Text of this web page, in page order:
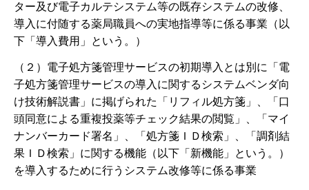
ター及び電子カルテシステム等の既存システムの改修、
導入に付随する薬局職員への実地指導等に係る事業（以
下「導入費用」という。）
（２）電子処方箋管理サービスの初期導入とは別に「電
子処方箋管理サービスの導入に関するシステムベンダ向
け技術解説書」に掲げられた「リフィル処方箋」、「口
頭同意による重複投薬等チェック結果の閲覧」、「マイ
ナンバーカード署名」、「処方箋ＩＤ検索」、「調剤結
果ＩＤ検索」に関する機能（以下「新機能」という。）
を導入するために行うシステム改修等に係る事業